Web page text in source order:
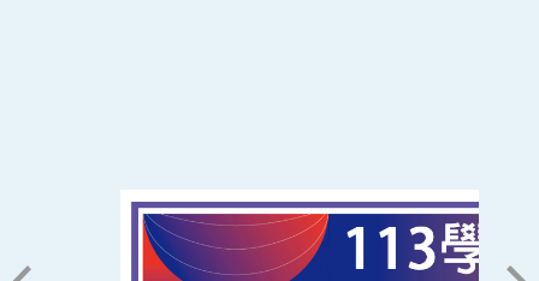
71005 台南市永康區南台街一號
06-2533131 ext. 7101